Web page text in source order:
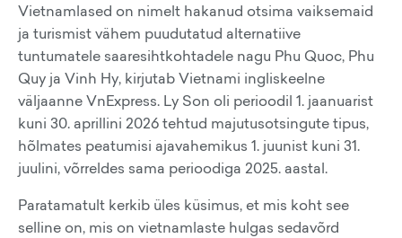
Vietnamlased on nimelt hakanud otsima vaiksemaid
ja turismist vähem puudutatud alternatiive
tuntumatele saaresihtkohtadele nagu Phu Quoc, Phu
Quy ja Vinh Hy, kirjutab Vietnami ingliskeelne
väljaanne VnExpress. Ly Son oli perioodil 1. jaanuarist
kuni 30. aprillini 2026 tehtud majutusotsingute tipus,
hõlmates peatumisi ajavahemikus 1. juunist kuni 31.
juulini, võrreldes sama perioodiga 2025. aastal.
Paratamatult kerkib üles küsimus, et mis koht see
selline on, mis on vietnamlaste hulgas sedavõrd